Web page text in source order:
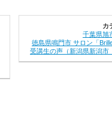
カ
千葉県旭
徳島県鳴門市 サロン「
受講生の声（新潟県新潟市